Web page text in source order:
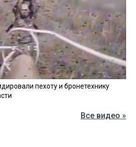
пехоту и бронетехнику
Все видео »